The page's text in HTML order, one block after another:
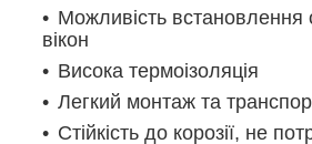
Можливість встановлення
вікон
Висока термоізоляція
Легкий монтаж та
Стійкість до корозії, не